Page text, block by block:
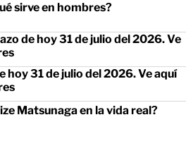
sirve en hombres?
de hoy 31 de julio del 2026. Ve
hoy 31 de julio del 2026. Ve aquí
Matsunaga en la vida real?